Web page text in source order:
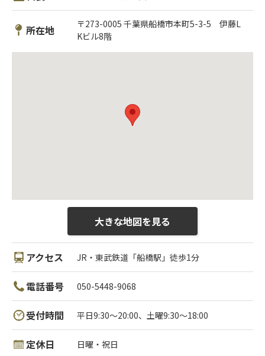
所在地
〒273-0005 千葉県船橋市本町5-3-5 伊藤L
Kビル8階
大きな地図を見る
アクセス JR・東武鉄道「船橋駅」徒歩1分
電話番号 050-5448-9068
受付時間 平日9:30～20:00、土曜9:30～18:00
定休日 日曜・祝日